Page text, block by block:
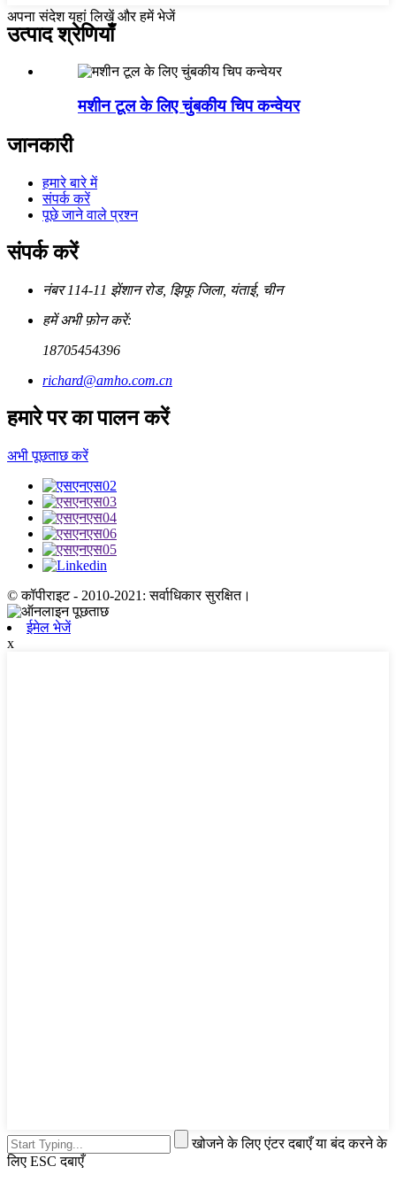
अपना संदेश यहां लिखें और हमें भेजें
उत्पाद श्रेणियाँ
मशीन टूल के लिए चुंबकीय चिप कन्वेयर
जानकारी
हमारे बारे में
संपर्क करें
पूछे जाने वाले प्रश्न
संपर्क करें
नंबर 114-11 झेंशान रोड, झिफू जिला, यंताई, चीन
हमें अभी फ़ोन करें:
18705454396
richard@amho.com.cn
हमारे पर का पालन करें
अभी पूछताछ करें
© कॉपीराइट - 2010-2021: सर्वाधिकार सुरक्षित।
ईमेल भेजें
x
खोजने के लिए एंटर दबाएँ या बंद करने के
लिए ESC दबाएँ